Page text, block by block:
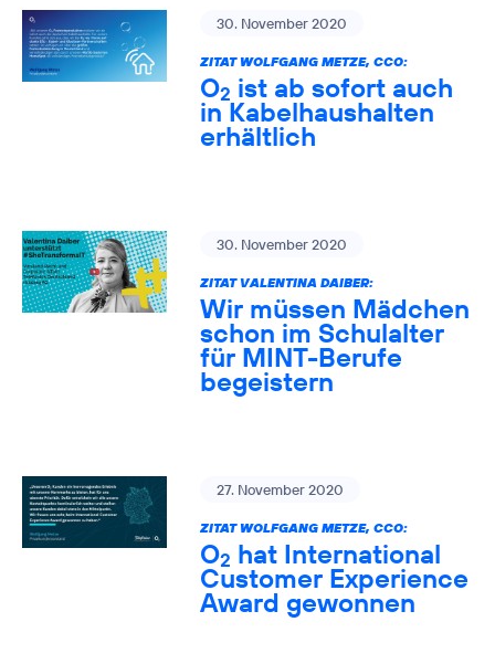
30. November 2020
ZITAT WOLFGANG METZE, CCO:
O2 ist ab sofort auch
in Kabelhaushalten
erhältlich
30. November 2020
ZITAT VALENTINA DAIBER:
Wir müssen Mädchen
schon im Schulalter
für MINT-Berufe
begeistern
27. November 2020
ZITAT WOLFGANG METZE, CCO:
O2 hat International
Customer Experience
Award gewonnen